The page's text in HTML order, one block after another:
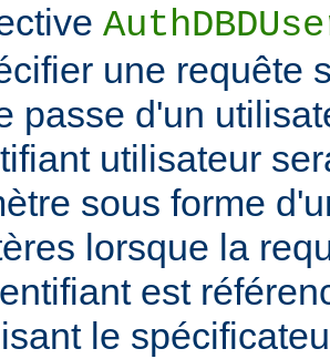
une requête
passe d'un
utilisateur
sous forme
lorsque la
est
le